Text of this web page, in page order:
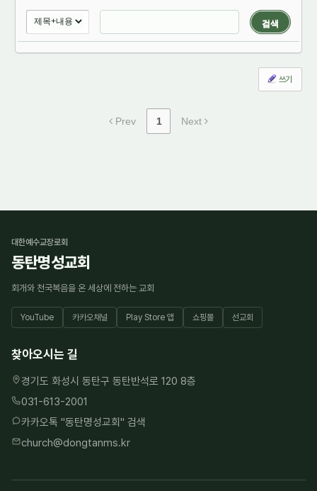
검색
쓰기
Prev 1 Next
대한예수교장로회
동탄명성교회
회개와 천국복음을 온 세상에 전하는 교회
YouTube 카카오채널 Play Store 앱 쇼핑몰 선교회
찾아오시는 길
경기도 화성시 동탄구 동탄반석로 120 8층
031-613-2001
카카오톡 "동탄명성교회" 검색
church@dongtanms.kr